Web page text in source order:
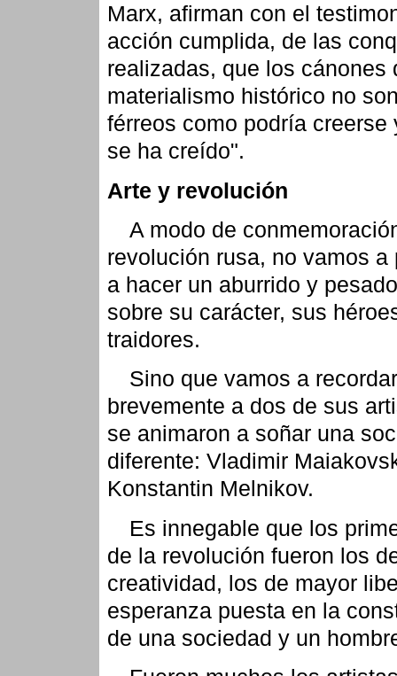
Marx, afirman con el
acción cumplida, de las
realizadas, que los cánones
materialismo histórico no
férreos como podría creerse
se ha creído".
Arte y revolución
A modo de
revolución rusa, no vamos a
a hacer un aburrido y
sobre su carácter, sus
traidores.
Sino que vamos a
brevemente a dos de sus
se animaron a soñar una
diferente: Vladimir
Konstantin Melnikov.
Es innegable que los
de la revolución fueron los
creatividad, los de mayor
esperanza puesta en la
de una sociedad y un